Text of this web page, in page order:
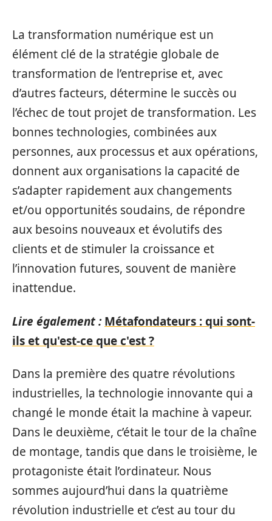
La transformation numérique est un
élément clé de la stratégie globale de
transformation de l’entreprise et, avec
d’autres facteurs, détermine le succès ou
l’échec de tout projet de transformation. Les
bonnes technologies, combinées aux
personnes, aux processus et aux opérations,
donnent aux organisations la capacité de
s’adapter rapidement aux changements
et/ou opportunités soudains, de répondre
aux besoins nouveaux et évolutifs des
clients et de stimuler la croissance et
l’innovation futures, souvent de manière
inattendue.
Lire également : Métafondateurs : qui sont-
ils et qu'est-ce que c'est ?
Dans la première des quatre révolutions
industrielles, la technologie innovante qui a
changé le monde était la machine à vapeur.
Dans le deuxième, c’était le tour de la chaîne
de montage, tandis que dans le troisième, le
protagoniste était l’ordinateur. Nous
sommes aujourd’hui dans la quatrième
révolution industrielle et c’est au tour du